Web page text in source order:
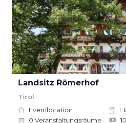
Landsitz Römerhof
Tirol
Eventlocation
0 Veranstaltungsräume